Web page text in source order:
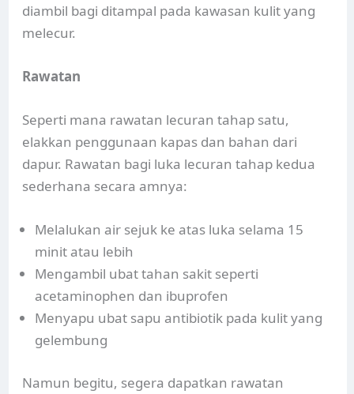
diambil bagi ditampal pada kawasan kulit yang
melecur.
Rawatan
Seperti mana rawatan lecuran tahap satu,
elakkan penggunaan kapas dan bahan dari
dapur. Rawatan bagi luka lecuran tahap kedua
sederhana secara amnya:
Melalukan air sejuk ke atas luka selama 15
minit atau lebih
Mengambil ubat tahan sakit seperti
acetaminophen dan ibuprofen
Menyapu ubat sapu antibiotik pada kulit yang
gelembung
Namun begitu, segera dapatkan rawatan